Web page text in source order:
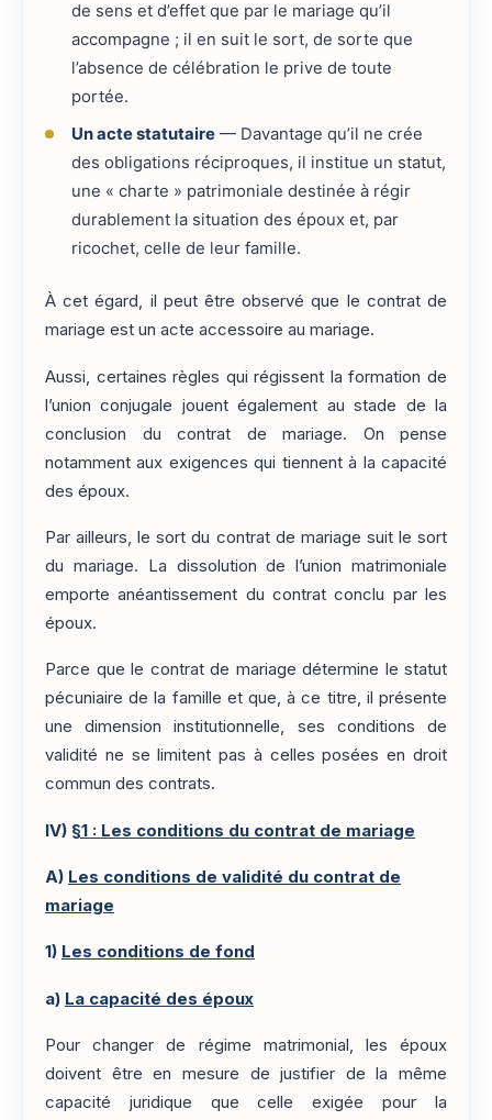
de sens et d’effet que par le mariage qu’il
accompagne ; il en suit le sort, de sorte que
l’absence de célébration le prive de toute
portée.
Un acte statutaire— Davantage qu’il ne crée
des obligations réciproques, il institue un statut,
une « charte » patrimoniale destinée à régir
durablement la situation des époux et, par
ricochet, celle de leur famille.
À cet égard, il peut être observé que le contrat de
mariage est un acte accessoire au mariage.
Aussi, certaines règles qui régissent la formation de
l’union conjugale jouent également au stade de la
conclusion du contrat de mariage. On pense
notamment aux exigences qui tiennent à la capacité
des époux.
Par ailleurs, le sort du contrat de mariage suit le sort
du mariage. La dissolution de l’union matrimoniale
emporte anéantissement du contrat conclu par les
époux.
Parce que le contrat de mariage détermine le statut
pécuniaire de la famille et que, à ce titre, il présente
une dimension institutionnelle, ses conditions de
validité ne se limitent pas à celles posées en droit
commun des contrats.
IV) §1 : Les conditions du contrat de mariage
A) Les conditions de validité du contrat de
mariage
1) Les conditions de fond
a) La capacité des époux
Pour changer de régime matrimonial, les époux
doivent être en mesure de justifier de la même
capacité juridique que celle exigée pour la